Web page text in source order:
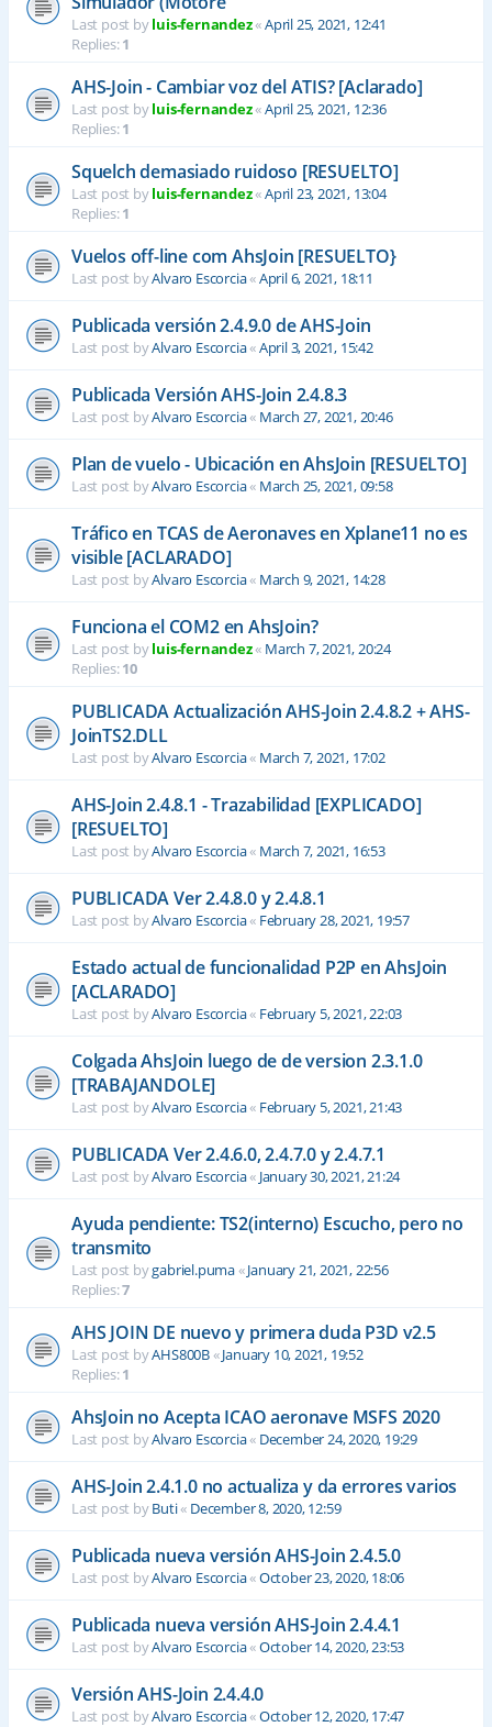
Last post byluis-fernandez«April 25, 2021, 12:41
Replies:1
AHS-Join - Cambiar voz del ATIS? [Aclarado]
Last post byluis-fernandez«April 25, 2021, 12:36
Replies:1
Squelch demasiado ruidoso [RESUELTO]
Last post byluis-fernandez«April 23, 2021, 13:04
Replies:1
Vuelos off-line com AhsJoin [RESUELTO}
Last post byAlvaro Escorcia«April 6, 2021, 18:11
Publicada versión 2.4.9.0 de AHS-Join
Last post byAlvaro Escorcia«April 3, 2021, 15:42
Publicada Versión AHS-Join 2.4.8.3
Last post byAlvaro Escorcia« March 27, 2021, 20:46
Plan de vuelo - Ubicación en AhsJoin [RESUELTO]
Last post byAlvaro Escorcia« March 25, 2021, 09:58
Tráfico en TCAS de Aeronaves en Xplane11 no es
visible [ACLARADO]
Last post byAlvaro Escorcia« March 9, 2021, 14:28
Funciona el COM2 en AhsJoin?
Last post byluis-fernandez« March 7, 2021, 20:24
Replies:10
PUBLICADA Actualización AHS-Join 2.4.8.2 + AHS-
JoinTS2.DLL
Last post byAlvaro Escorcia« March 7, 2021, 17:02
AHS-Join 2.4.8.1 - Trazabilidad [EXPLICADO]
[RESUELTO]
Last post byAlvaro Escorcia« March 7, 2021, 16:53
PUBLICADA Ver 2.4.8.0 y 2.4.8.1
Last post byAlvaro Escorcia« February 28, 2021, 19:57
Estado actual de funcionalidad P2P en AhsJoin
[ACLARADO]
Last post byAlvaro Escorcia« February 5, 2021, 22:03
Colgada AhsJoin luego de de version 2.3.1.0
[TRABAJANDOLE]
Last post byAlvaro Escorcia« February 5, 2021, 21:43
PUBLICADA Ver 2.4.6.0, 2.4.7.0 y 2.4.7.1
Last post byAlvaro Escorcia« January 30, 2021, 21:24
Ayuda pendiente: TS2(interno) Escucho, pero no
transmito
Last post bygabriel.puma«January 21, 2021, 22:56
Replies:7
AHS JOIN DE nuevo y primera duda P3D v2.5
Last post byAHS800B«January 10, 2021, 19:52
Replies:1
AhsJoin no Acepta ICAO aeronave MSFS 2020
Last post byAlvaro Escorcia« December 24, 2020, 19:29
AHS-Join 2.4.1.0 no actualiza y da errores varios
Last post byButi« December 8, 2020, 12:59
Publicada nueva versión AHS-Join 2.4.5.0
Last post byAlvaro Escorcia«October 23, 2020, 18:06
Publicada nueva versión AHS-Join 2.4.4.1
Last post byAlvaro Escorcia«October 14, 2020, 23:53
Versión AHS-Join 2.4.4.0
Last post byAlvaro Escorcia«October 12, 2020, 17:47